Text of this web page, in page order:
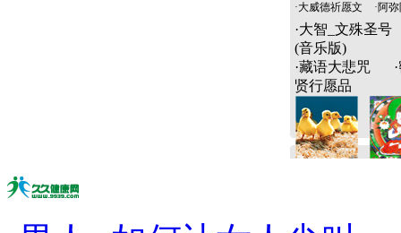
·大威德祈愿文 ·阿
·大智_文殊圣号
(音乐版)
·藏语大悲咒 ·
贤行愿品